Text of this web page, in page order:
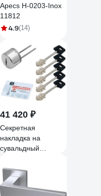
Apecs H-0203-Inox
11812
4.9(14)
41 420 ₽
Секретная
накладка на
сувальдный
1.02716.61.1.18